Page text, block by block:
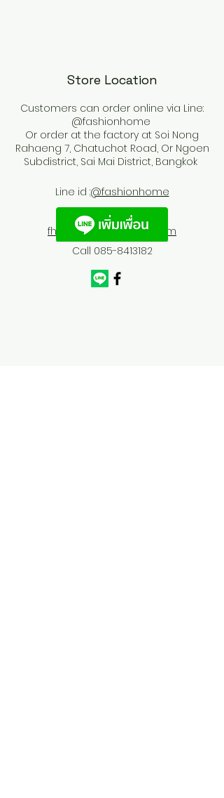
Store Location
Customers can order online via Line:
@fashionhome
Or order at the factory at Soi Nong
Rahaeng 7, Chatuchot Road, Or Ngoen
Subdistrict, Sai Mai District, Bangkok
Line id :@fashionhome
fhfurnitures@outlook.com
Call 085-8413182